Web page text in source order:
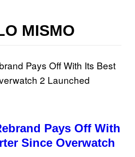
MISMO
Pays Off With
Since Overwatch